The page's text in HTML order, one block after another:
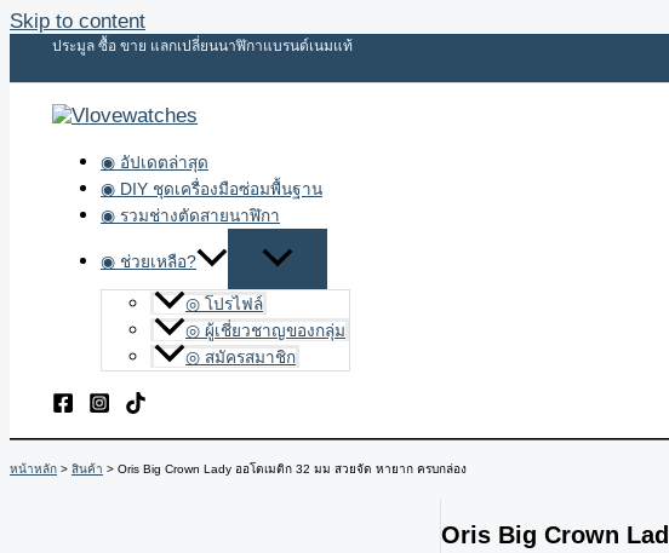
Skip to content
ประมูล ซื้อ ขาย แลกเปลี่ยนนาฬิกาแบรนด์เนมแท้
◉ อัปเดตล่าสุด
◉ DIY ชุดเครื่องมือซ่อมพื้นฐาน
◉ รวมช่างตัดสายนาฬิกา
◉ ช่วยเหลือ?
◎ โปรไฟล์
◎ ผู้เชี่ยวชาญของกลุ่ม
◎ สมัครสมาชิก
หน้าหลัก สินค้า Oris Big Crown Lady ออโตเมติก 32 มม สวยจัด หายาก ครบกล่อง
Oris Big Crown